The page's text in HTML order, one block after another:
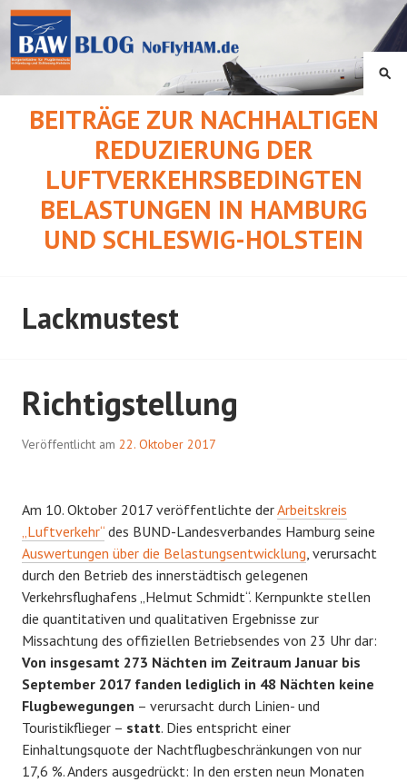
Springe
zum
Inhalt
BEITRÄGE ZUR NACHHALTIGEN
REDUZIERUNG DER
LUFTVERKEHRSBEDINGTEN
BELASTUNGEN IN HAMBURG
UND SCHLESWIG-HOLSTEIN
Lackmustest
Richtigstellung
Veröffentlicht am 22. Oktober 2017
Am 10. Oktober 2017 veröffentlichte derArbeitskreis
„Luftverkehr“ des BUND-Landesverbandes Hamburg seine
Auswertungen über die Belastungsentwicklung , verursacht
durch den Betrieb des innerstädtisch gelegenen
Verkehrsflughafens „Helmut Schmidt“. Kernpunkte stellen
die quantitativen und qualitativen Ergebnisse zur
Missachtung des offiziellen Betriebsendes von 23 Uhr dar:
Von insgesamt 273 Nächten im Zeitraum Januar bis
September 2017 fanden lediglich in 48 Nächten keine
Flugbewegungen – verursacht durch Linien- und
Touristikflieger – statt. Dies entspricht einer
Einhaltungsquote der Nachtflugbeschränkungen von nur
17,6 %. Anders ausgedrückt: In den ersten neun Monaten